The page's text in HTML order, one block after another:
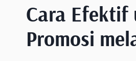
Cara
Promosi